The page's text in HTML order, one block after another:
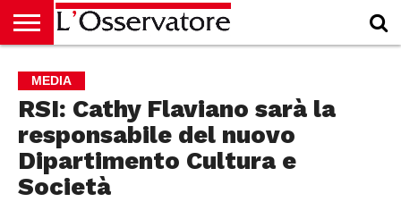
CULTURA
ECONOMIA
RUBRICHE
ARCHIVIO
PODCAST
ABBONAMENTO
CHI
SIAMO
ACCEDI
MEDIA
RSI: Cathy Flaviano sarà la
responsabile del nuovo
Dipartimento Cultura e
Società